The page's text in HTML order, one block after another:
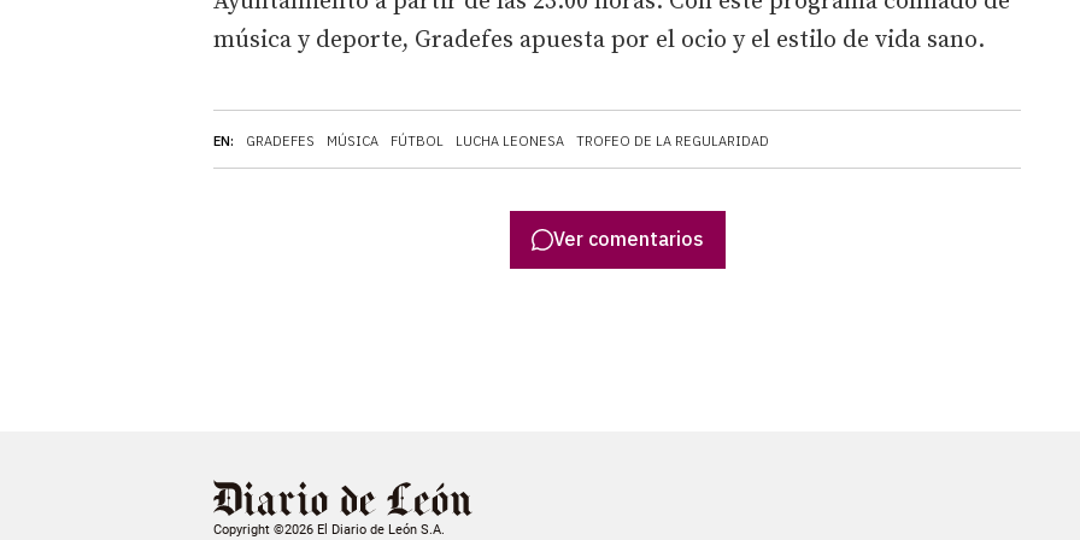
EN: GRADEFES MÚSICA FÚTBOL LUCHA LEONESA TROFEO DE LA REGULARIDAD
música y deporte, Gradefes apuesta por el ocio y el estilo de vida sano.
Ver comentarios
Copyright ©2026 El Diario de León S.A.